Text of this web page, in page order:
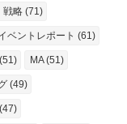
戦略 (71)
ベントレポート (61)
MA (51)
(49)